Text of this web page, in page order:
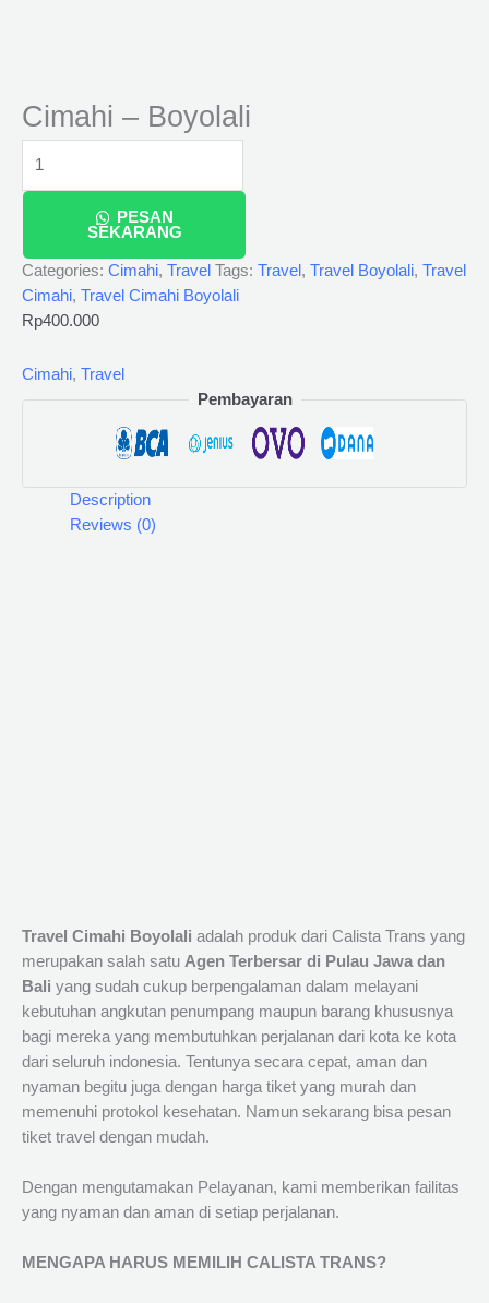
Cimahi – Boyolali
PESAN
SEKARANG
Categories: Cimahi, Travel Tags: Travel , Travel Boyolali, Travel
Cimahi, Travel Cimahi Boyolali
Rp400.000
Cimahi, Travel
Pembayaran
Description
Reviews (0)
Travel Cimahi Boyolali adalah produk dari Calista Trans yang
merupakan salah satu Agen Terbersar di Pulau Jawa dan
Bali yang sudah cukup berpengalaman dalam melayani
kebutuhan angkutan penumpang maupun barang khususnya
bagi mereka yang membutuhkan perjalanan dari kota ke kota
dari seluruh indonesia. Tentunya secara cepat, aman dan
nyaman begitu juga dengan harga tiket yang murah dan
memenuhi protokol kesehatan. Namun sekarang bisa pesan
tiket travel dengan mudah.
Dengan mengutamakan Pelayanan, kami memberikan failitas
yang nyaman dan aman di setiap perjalanan.
MENGAPA HARUS MEMILIH CALISTA TRANS?